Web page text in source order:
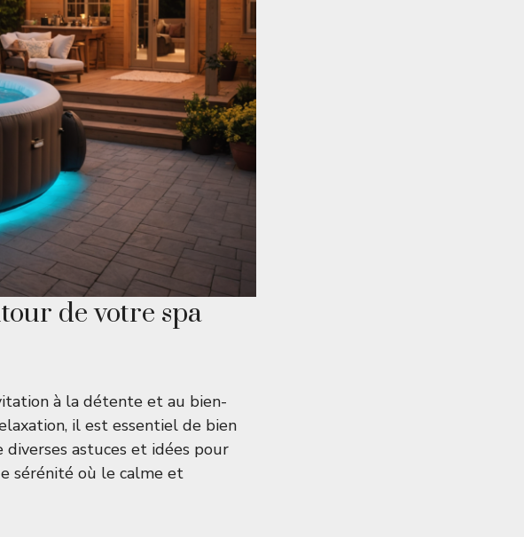
de votre spa
à la détente et au bien-
il est essentiel de bien
diverses astuces et idées pour
sérénité où le calme et